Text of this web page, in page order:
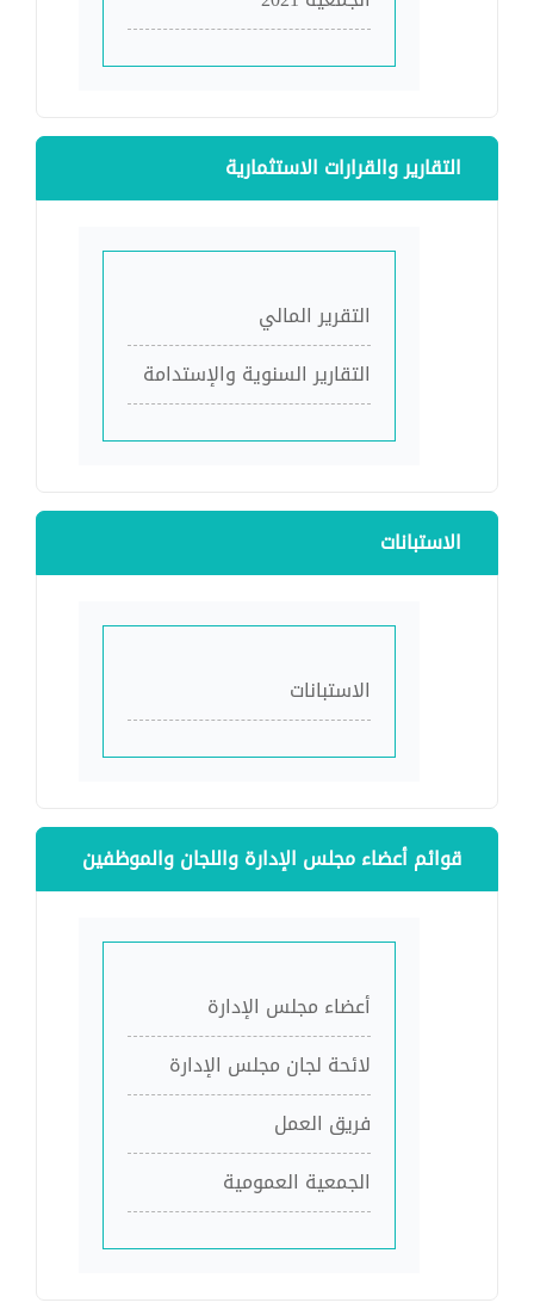
التقارير والقرارات الاستثمارية
التقرير المالي
التقارير السنوية والإستدامة
الاستبانات
الاستبانات
قوائم أعضاء مجلس الإدارة واللجان والموظفين
أعضاء مجلس الإدارة
لائحة لجان مجلس الإدارة
فريق العمل
الجمعية العمومية